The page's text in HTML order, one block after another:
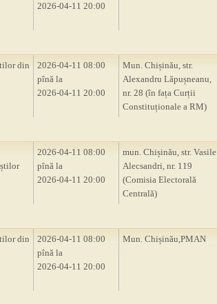
2026-04-11 20:00
din
2026-04-11 08:00
pînă la
2026-04-11 20:00
Mun. Chișinău, str.
Alexandru Lăpușneanu,
nr. 28 (în fața Curții
Constituționale a RM)
2026-04-11 08:00
pînă la
2026-04-11 20:00
mun. Chișinău, str. Vasile
Alecsandri, nr. 119
(Comisia Electorală
Centrală)
din
2026-04-11 08:00
pînă la
2026-04-11 20:00
Mun. Chișinău,PMAN